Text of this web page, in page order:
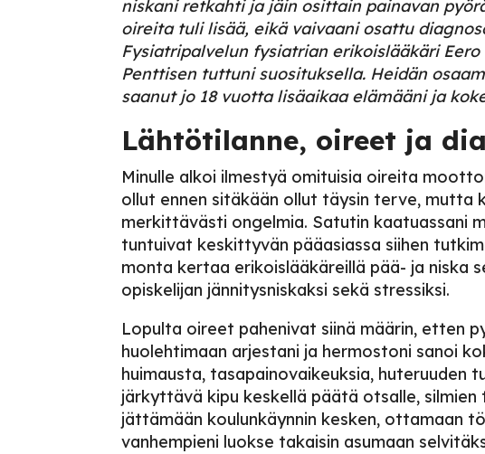
niskani retkahti ja jäin osittain painavan
oireita tuli lisää, eikä vaivaani osattu
Fysiatripalvelun fysiatrian erikoislääkäri
Penttisen tuttuni suosituksella. Heidän
saanut jo 18 vuotta lisäaikaa elämääni ja
Lähtötilanne, oireet ja
Minulle alkoi ilmestyä omituisia oireita
ollut ennen sitäkään ollut täysin terve, mutta
merkittävästi ongelmia. Satutin kaatuassani
tuntuivat keskittyvän pääasiassa siihen
monta kertaa erikoislääkäreillä pää- ja niska
opiskelijan jännitysniskaksi sekä stressiksi.
Lopulta oireet pahenivat siinä määrin, etten
huolehtimaan arjestani ja hermostoni sanoi
huimausta, tasapainovaikeuksia, huteruuden
järkyttävä kipu keskellä päätä otsalle,
jättämään koulunkäynnin kesken, ottamaan
vanhempieni luokse takaisin asumaan